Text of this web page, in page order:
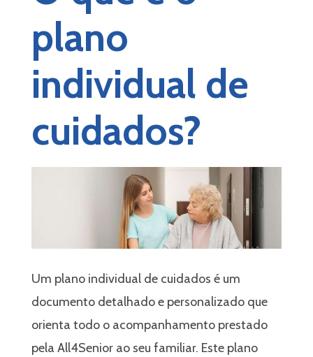
plano
individual de
cuidados?
Um plano individual de cuidados é um
documento detalhado e personalizado que
orienta todo o acompanhamento prestado
pela All4Senior ao seu familiar. Este plano